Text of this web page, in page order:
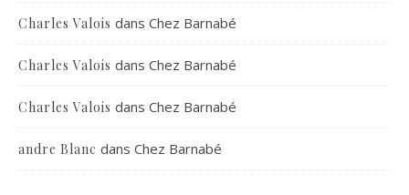
Charles Valois dans Chez Barnabé
Charles Valois dans Chez Barnabé
Charles Valois dans Chez Barnabé
andre Blanc dans Chez Barnabé